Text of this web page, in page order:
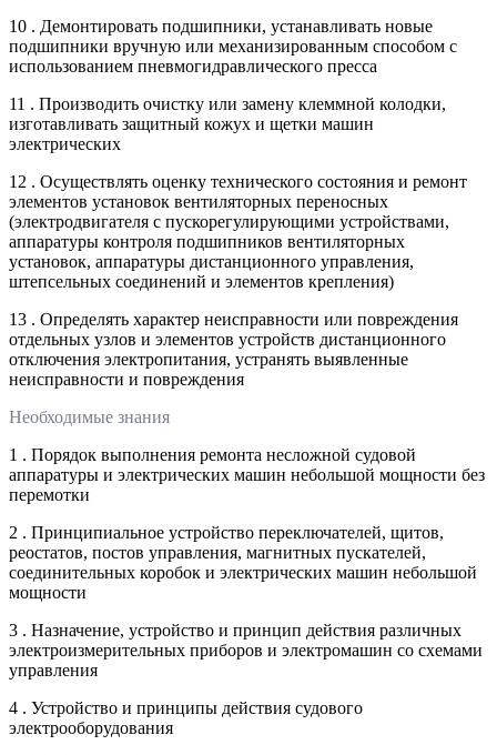
10 . Демонтировать подшипники, устанавливать новые
подшипники вручную или механизированным способом с
использованием пневмогидравлического пресса
11 . Производить очистку или замену клеммной колодки,
изготавливать защитный кожух и щетки машин
электрических
12 . Осуществлять оценку технического состояния и ремонт
элементов установок вентиляторных переносных
(электродвигателя с пускорегулирующими устройствами,
аппаратуры контроля подшипников вентиляторных
установок, аппаратуры дистанционного управления,
штепсельных соединений и элементов крепления)
13 . Определять характер неисправности или повреждения
отдельных узлов и элементов устройств дистанционного
отключения электропитания, устранять выявленные
неисправности и повреждения
Необходимые знания
1 . Порядок выполнения ремонта несложной судовой
аппаратуры и электрических машин небольшой мощности без
перемотки
2 . Принципиальное устройство переключателей, щитов,
реостатов, постов управления, магнитных пускателей,
соединительных коробок и электрических машин небольшой
мощности
3 . Назначение, устройство и принцип действия различных
электроизмерительных приборов и электромашин со схемами
управления
4 . Устройство и принципы действия судового
электрооборудования